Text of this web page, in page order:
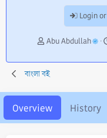
Login or
A
t
h
r
Abu Abdullah
বাংলা বই
Overview History